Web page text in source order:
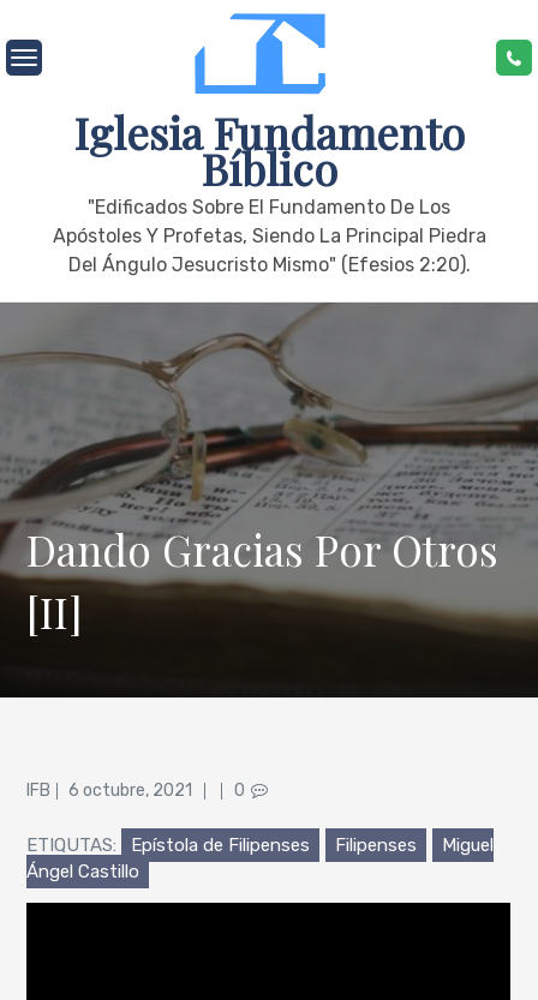
to
content
Iglesia Fundamento
Bíblico
"edificados Sobre El Fundamento De Los
Apóstoles Y Profetas, Siendo La Principal Piedra
Del Ángulo Jesucristo Mismo" (Efesios 2:20).
Dando Gracias Por Otros
[II]
IFB
Posted
6 octubre, 2021 0
ETIQUTAS: Epístola de Filipenses Filipenses
Miguel
Ángel Castillo